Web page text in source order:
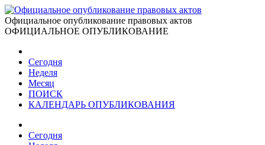
Официальное опубликование правовых актов
ОФИЦИАЛЬНОЕ ОПУБЛИКОВАНИЕ
Сегодня
Неделя
Месяц
ПОИСК
КАЛЕНДАРЬ ОПУБЛИКОВАНИЯ
Сегодня